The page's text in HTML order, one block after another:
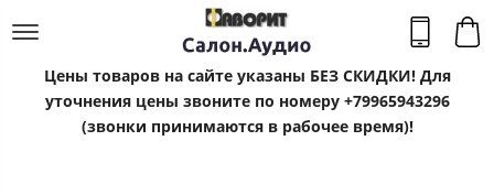
Цены товаров на сайте указаны БЕЗ СКИДКИ! Для
уточнения цены звоните по номеру +79965943296
(звонки принимаются в рабочее время)!